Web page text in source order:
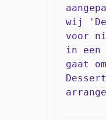
wij 'De
voor
in een
gaat